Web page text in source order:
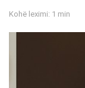
Kohë leximi: 1 min